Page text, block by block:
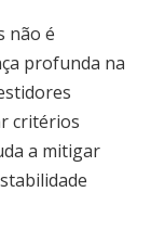
não é
profunda na
critérios
a mitigar